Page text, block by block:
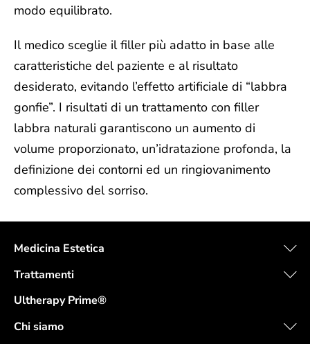
modo equilibrato.
Il medico sceglie il filler più adatto in base alle
caratteristiche del paziente e al risultato
desiderato, evitando l’effetto artificiale di “labbra
gonfie”. I risultati di un trattamento con filler
labbra naturali garantiscono un aumento di
volume proporzionato, un’idratazione profonda, la
definizione dei contorni ed un ringiovanimento
complessivo del sorriso.
Medicina Estetica
Trattamenti
Ultherapy Prime®
Chi siamo